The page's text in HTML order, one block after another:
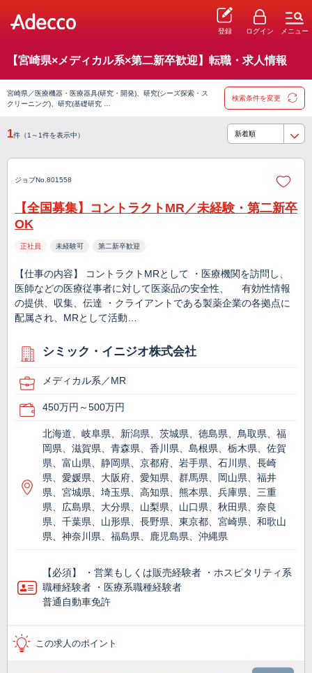
登録 ログイン メニュー
【宮崎県×メディカル系×第二新卒歓迎】転職・求人情報
宮崎県／医療機器・医療器具(研究・開発)、研究(シーズ探索・ス
クリーニング)、研究(基礎研究 …
検索条件を変更
1件（1～1件を表示中）
ジョブNo.801558
【全国募集】コントラクトMR／未経験・第二新卒
OK
正社員 未経験可 第二新卒歓迎
【仕事の内容】 コントラクトMRとして ・医療機関を訪問し、
医師などの医療従事者に対して医薬品の安全性、 有効性情報
の提供、収集、伝達 ・クライアントである製薬企業の各拠点に
配属され、MRとして活動…
シミック・イニジオ株式会社
メディカル系／MR
450万円～500万円
北海道、岐阜県、新潟県、茨城県、徳島県、鳥取県、福
岡県、滋賀県、青森県、香川県、島根県、栃木県、佐賀
県、富山県、静岡県、京都府、岩手県、石川県、長崎
県、愛媛県、大阪府、愛知県、群馬県、岡山県、福井
県、宮城県、埼玉県、高知県、熊本県、兵庫県、三重
県、広島県、大分県、山梨県、山口県、秋田県、奈良
県、千葉県、山形県、長野県、東京都、宮崎県、和歌山
県、神奈川県、福島県、鹿児島県、沖縄県
【必須】 ・営業もしくは販売経験者 ・ホスピタリティ系
職種経験者 ・医療系職種経験者
普通自動車免許
この求人のポイント